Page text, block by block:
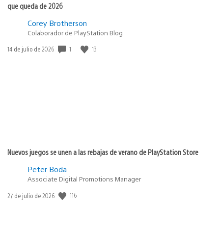
que queda de 2026
Corey Brotherson
Colaborador de PlayStation Blog
Fecha
14 de julio de 2026 1 13
Nuevos juegos se unen a las rebajas de verano de PlayStation Store
Peter Boda
Associate Digital Promotions Manager
Fecha
27 de julio de 2026 116